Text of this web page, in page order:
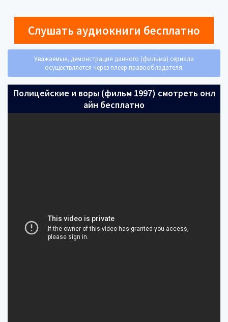
Слушать аудиокниги бесплатно
Уважаемые, демонстрация данного (фильма) сериала
осуществляется через плеер правообладателя.
Полицейские и воры (фильм 1997) смотреть онл
айн бесплатно